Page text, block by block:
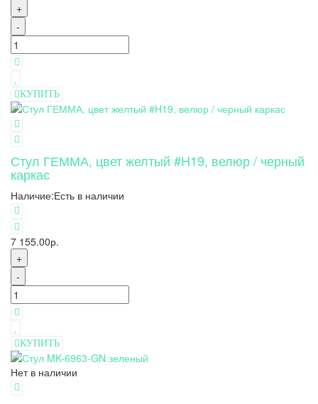
+
-
КУПИТЬ
Стул ГЕММА, цвет желтый #H19, велюр / черный
каркас
Наличие:Есть в наличии
7 155.00р.
+
-
КУПИТЬ
Нет в наличии